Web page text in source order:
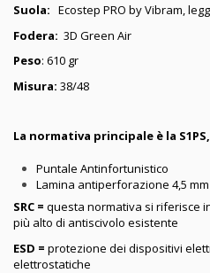
Suola: Ecostep PRO by Vibram,
Fodera: 3D Green Air
Peso: 610 gr
Misura: 38/48
La normativa principale è la
Puntale Antinfortunistico
Lamina antiperforazione 4,5 mm
SRC = questa normativa si riferisce
più alto di antiscivolo esistente
ESD = protezione dei dispositivi
elettrostatiche